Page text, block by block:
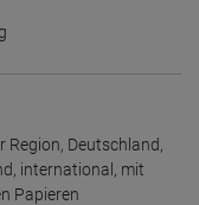
Region, Deutschland,
, international, mit
Papieren